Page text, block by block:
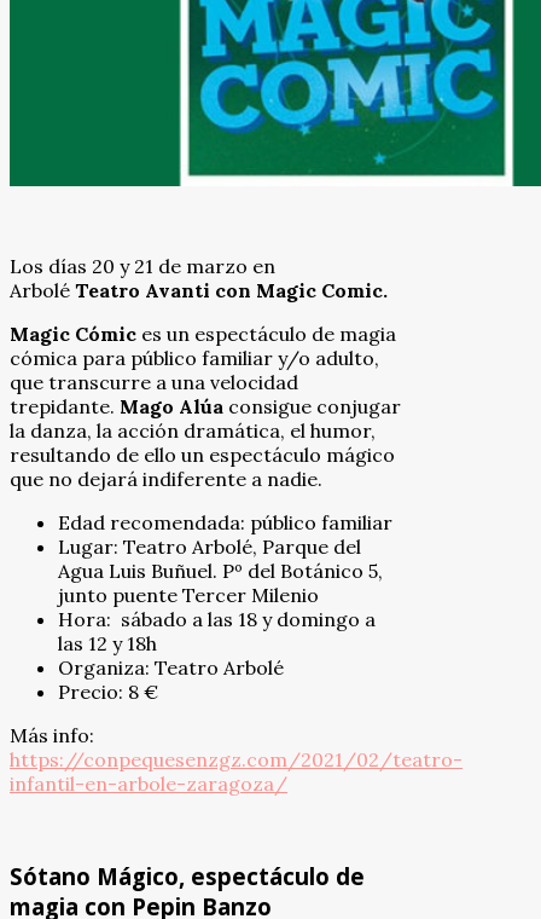
Los días 20 y 21 de marzo en
Arbolé Teatro Avanti con Magic Comic.
Magic Cómic es un espectáculo de magia
cómica para público familiar y/o adulto,
que transcurre a una velocidad
trepidante. Mago Alúa consigue conjugar
la danza, la acción dramática, el humor,
resultando de ello un espectáculo mágico
que no dejará indiferente a nadie.
Edad recomendada: público familiar
Lugar: Teatro Arbolé, Parque del
Agua Luis Buñuel. Pº del Botánico 5,
junto puente Tercer Milenio
Hora: sábado a las 18 y domingo a
las 12 y 18h
Organiza: Teatro Arbolé
Precio: 8 €
Más info:
https://conpequesenzgz.com/2021/02/teatro-
infantil-en-arbole-zaragoza/
Sótano Mágico, espectáculo de
magia con Pepin Banzo